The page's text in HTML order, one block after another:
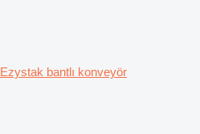
Ezystak bantlı konveyör